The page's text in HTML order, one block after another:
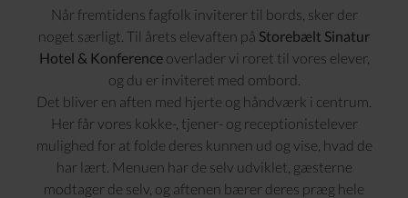
Når fremtidens fagfolk inviterer til bords, sker der
noget særligt. Til årets elevaften på Storebælt Sinatur
Hotel & Konferenceoverlader vi roret til vores elever,
og du er inviteret med ombord.
Det bliver en aften med hjerte og håndværk i centrum.
Her får vores kokke-, tjener- og receptionistelever
mulighed for at folde deres kunnen ud og vise, hvad de
har lært. Menuen har de selv udviklet, gæsterne
modtager de selv, og aftenen bærer deres præg hele